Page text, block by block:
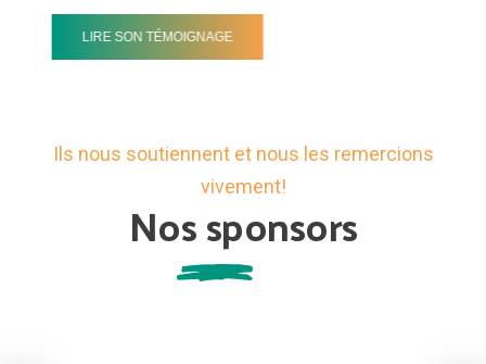
LIRE SON TÉMOIGNAGE
Ils nous soutiennent et nous les remercions
vivement!
Nos sponsors